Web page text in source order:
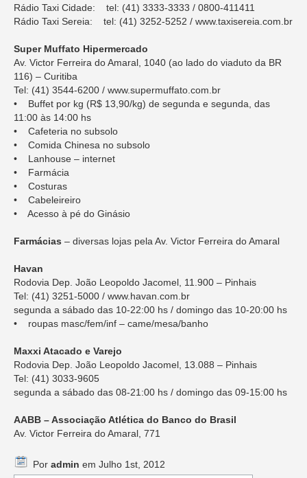
Rádio Taxi Cidade: tel: (41) 3333-3333 / 0800-411411
Rádio Taxi Sereia: tel: (41) 3252-5252 / www.taxisereia.com.br
Super Muffato Hipermercado
Av. Victor Ferreira do Amaral, 1040 (ao lado do viaduto da BR
116) – Curitiba
Tel: (41) 3544-6200 / www.supermuffato.com.br
• Buffet por kg (R$ 13,90/kg) de segunda e segunda, das
11:00 às 14:00 hs
• Cafeteria no subsolo
• Comida Chinesa no subsolo
• Lanhouse – internet
• Farmácia
• Costuras
• Cabeleireiro
• Acesso à pé do Ginásio
Farmácias – diversas lojas pela Av. Victor Ferreira do Amaral
Havan
Rodovia Dep. João Leopoldo Jacomel, 11.900 – Pinhais
Tel: (41) 3251-5000 / www.havan.com.br
segunda a sábado das 10-22:00 hs / domingo das 10-20:00 hs
• roupas masc/fem/inf – came/mesa/banho
Maxxi Atacado e Varejo
Rodovia Dep. João Leopoldo Jacomel, 13.088 – Pinhais
Tel: (41) 3033-9605
segunda a sábado das 08-21:00 hs / domingo das 09-15:00 hs
AABB – Associação Atlética do Banco do Brasil
Av. Victor Ferreira do Amaral, 771
Por admin em Julho 1st, 2012